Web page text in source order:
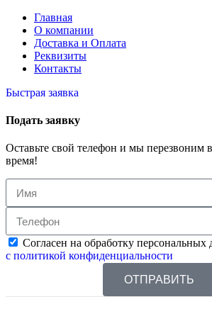
Главная
О компании
Доставка и Оплата
Реквизиты
Контакты
Быстрая заявка
Подать заявку
Оставьте свой телефон и мы перезвоним
время!
Согласен на обработку
с политикой конфиденциальности
ОТПРАВИТЬ